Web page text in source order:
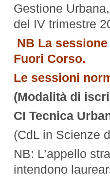
Gestione
del IV trimestre
NB La
Fuori Corso.
Le sessioni
(Modalità di
CI Tecnica
(CdL in Scienze
NB: L’appello
intendono